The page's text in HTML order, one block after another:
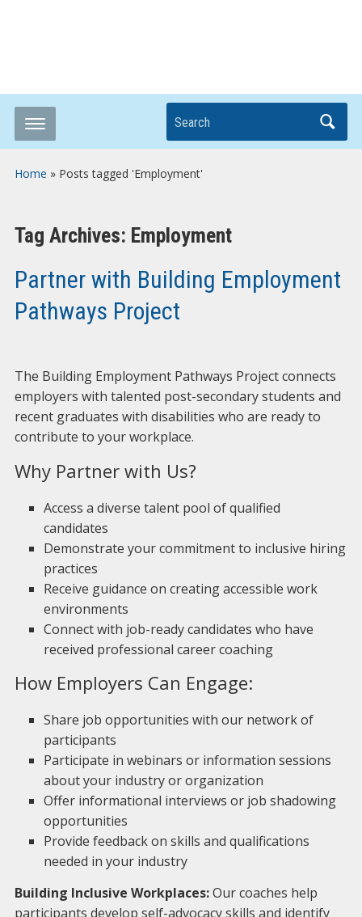
Search
Home » Posts tagged 'Employment'
Tag Archives: Employment
Partner with Building Employment
Pathways Project
The Building Employment Pathways Project connects
employers with talented post-secondary students and
recent graduates with disabilities who are ready to
contribute to your workplace.
Why Partner with Us?
Access a diverse talent pool of qualified
candidates
Demonstrate your commitment to inclusive hiring
practices
Receive guidance on creating accessible work
environments
Connect with job-ready candidates who have
received professional career coaching
How Employers Can Engage:
Share job opportunities with our network of
participants
Participate in webinars or information sessions
about your industry or organization
Offer informational interviews or job shadowing
opportunities
Provide feedback on skills and qualifications
needed in your industry
Building Inclusive Workplaces:Our coaches help
participants develop self-advocacy skills and identify